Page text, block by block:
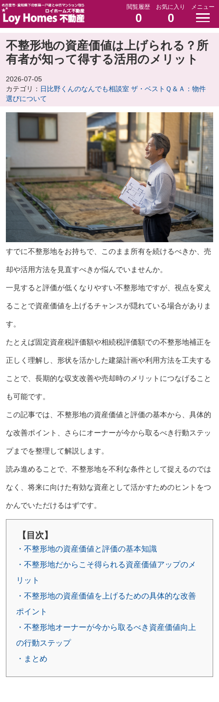
閲覧履歴
0
お気に入り
0
メニュー
不整形地の資産価値は上げられる？所
有者が知って得する活用のメリット
2026-07-05
カテゴリ： 日比野くんのなんでも相談室 ザ・ベストＱ＆Ａ：物件
選びについて
すでに不整形地をお持ちで、このまま所有を続けるべきか、売
却や活用方法を見直すべきか悩んでいませんか。
一見すると評価が低くなりやすい不整形地ですが、視点を変え
ることで資産価値を上げるチャンスが隠れている場合がありま
す。
たとえば固定資産税評価額や相続税評価額での不整形地補正を
正しく理解し、形状を活かした建築計画や利用方法を工夫する
ことで、長期的な収支改善や売却時のメリットにつなげること
も可能です。
この記事では、不整形地の資産価値と評価の基本から、具体的
な改善ポイント、さらにオーナーが今から取るべき行動ステッ
プまでを整理して解説します。
読み進めることで、不整形地を不利な条件として捉えるのでは
なく、将来に向けた有効な資産として活かすためのヒントをつ
かんでいただけるはずです。
【目次】
・不整形地の資産価値と評価の基本知識
・不整形地だからこそ得られる資産価値アップのメ
リット
・不整形地の資産価値を上げるための具体的な改善
ポイント
・不整形地オーナーが今から取るべき資産価値向上
の行動ステップ
・まとめ